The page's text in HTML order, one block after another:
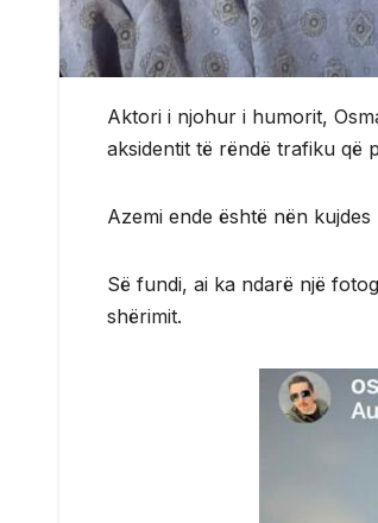
Aktori i njohur i humorit,
aksidentit të rëndë trafiku që
Azemi ende është nën
Së fundi, ai ka ndarë një
shërimit.